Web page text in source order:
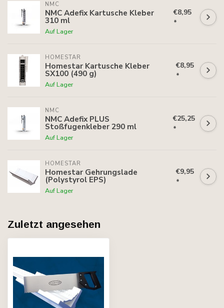
NMC
NMC Adefix Kartusche Kleber
310 ml
Auf Lager
€8,95
*
HOMESTAR
Homestar Kartusche Kleber
SX100 (490 g)
Auf Lager
€8,95
*
NMC
NMC Adefix PLUS
Stoßfugenkleber 290 ml
Auf Lager
€25,25
*
HOMESTAR
Homestar Gehrungslade
(Polystyrol EPS)
Auf Lager
€9,95
*
Zuletzt angesehen